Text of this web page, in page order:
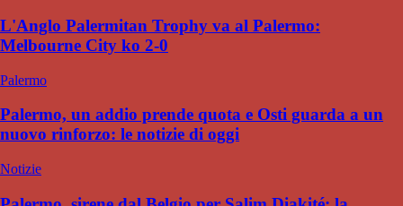
L'Anglo Palermitan Trophy va al Palermo:
Melbourne City ko 2-0
Palermo
Palermo, un addio prende quota e Osti guarda a un
nuovo rinforzo: le notizie di oggi
Notizie